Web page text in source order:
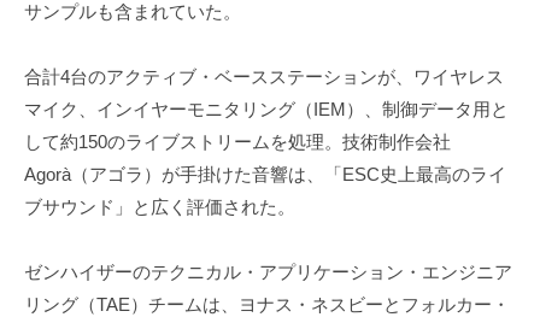
サンプルも含まれていた。
合計4台のアクティブ・ベースステーションが、ワイヤレス
マイク、インイヤーモニタリング（IEM）、制御データ用と
して約150のライブストリームを処理。技術制作会社
Agorà（アゴラ）が手掛けた音響は、「ESC史上最高のライ
ブサウンド」と広く評価された。
ゼンハイザーのテクニカル・アプリケーション・エンジニア
リング（TAE）チームは、ヨナス・ネスビーとフォルカー・